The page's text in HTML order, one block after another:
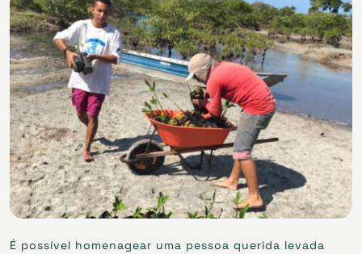
É possível homenagear uma pessoa querida levada